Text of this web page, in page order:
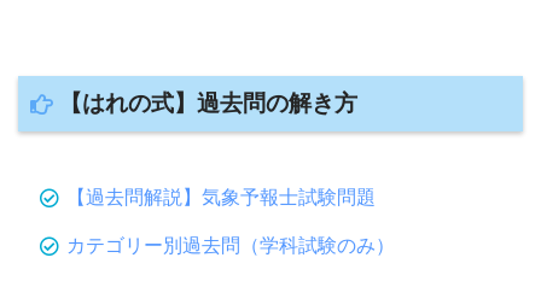
【はれの式】過去問の解き方
【過去問解説】気象予報士試験問題
カテゴリー別過去問（学科試験のみ）